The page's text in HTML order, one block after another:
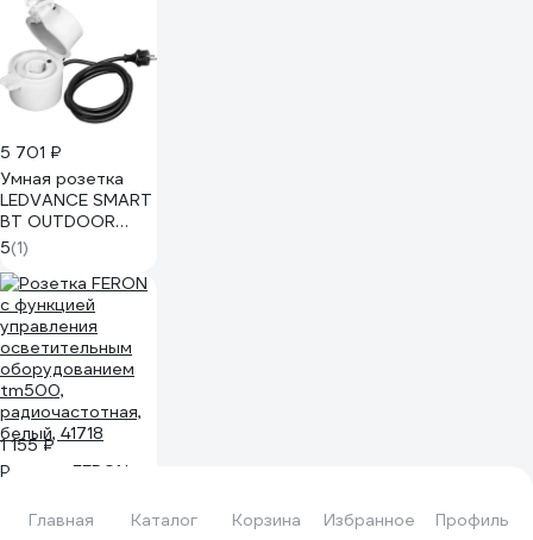
Главная Каталог Корзина Избранное Профиль
5 701 ₽
Умная розетка
LEDVANCE SMART
BT OUTDOOR
PLUG EU 8X1 GF
LEDV
4058075503106
5(1)
1 155 ₽
Розетка FERON с
управления